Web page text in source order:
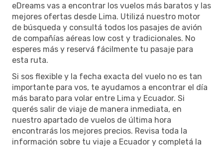
eDreams vas a encontrar los vuelos más baratos y las
mejores ofertas desde Lima. Utilizá nuestro motor
de búsqueda y consultá todos los pasajes de avión
de compañías aéreas low cost y tradicionales. No
esperes más y reservá fácilmente tu pasaje para
esta ruta.
Si sos flexible y la fecha exacta del vuelo no es tan
importante para vos, te ayudamos a encontrar el día
más barato para volar entre Lima y Ecuador. Si
querés salir de viaje de manera inmediata, en
nuestro apartado de vuelos de última hora
encontrarás los mejores precios. Revisa toda la
información sobre tu viaje a Ecuador y completá la